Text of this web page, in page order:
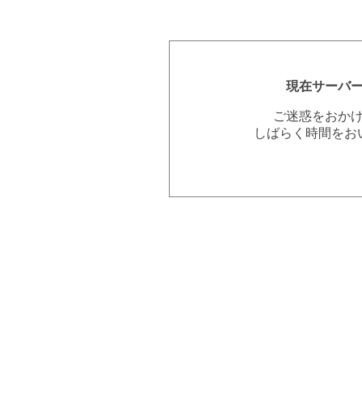
現在サーバ
ご迷惑をおか
しばらく時間を